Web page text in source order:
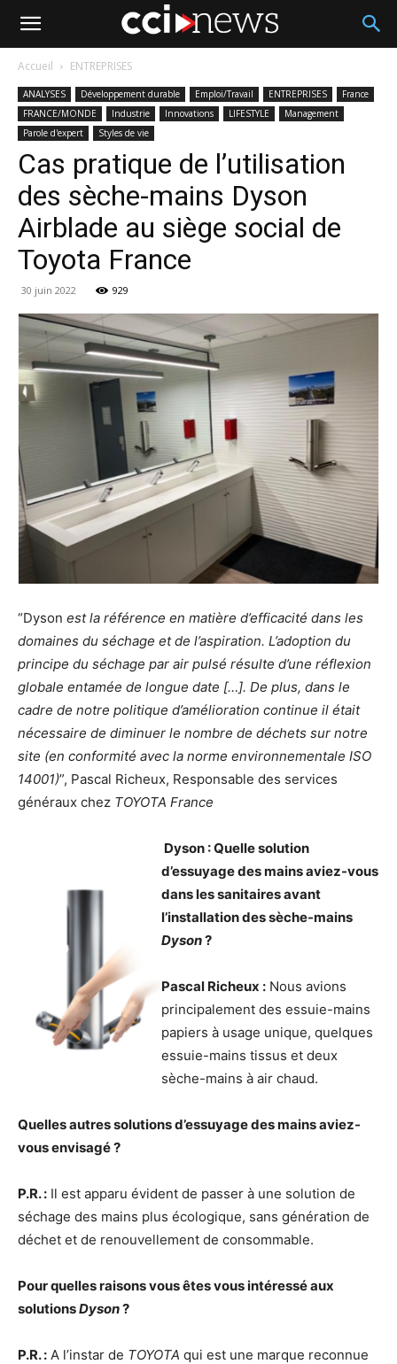
Accueil ENTREPRISES
ANALYSES Développement durable Emploi/Travail ENTREPRISES
France
FRANCE/MONDE
Industrie Innovations LIFESTYLE
Management
Parole d'expert
Styles de vie
Cas pratique de l’utilisation
des sèche-mains Dyson
Airblade au siège social de
Toyota France
30 juin 2022 929
“Dyson est la référence en matière d’efficacité dans les
domaines du séchage et de l’aspiration. L’adoption du
principe du séchage par air pulsé résulte d’une réflexion
globale entamée de longue date […]. De plus, dans le
cadre de notre politique d’amélioration continue il était
nécessaire de diminuer le nombre de déchets sur notre
site (en conformité avec la norme environnementale ISO
14001)”, Pascal Richeux, Responsable des services
généraux chez TOYOTA France
Dyson : Quelle solution
d’essuyage des mains aviez-vous
dans les sanitaires avant
l’installation des sèche-mains
Dyson?
Pascal Richeux : Nous avions
principalement des essuie-mains
papiers à usage unique, quelques
essuie-mains tissus et deux
sèche-mains à air chaud.
Quelles autres solutions d’essuyage des mains aviez-
vous envisagé ?
P.R. : Il est apparu évident de passer à une solution de
séchage des mains plus écologique, sans génération de
déchet et de renouvellement de consommable.
Pour quelles raisons vous êtes vous intéressé aux
solutionsDyson?
P.R. : A l’instar de TOYOTA qui est une marque reconnue